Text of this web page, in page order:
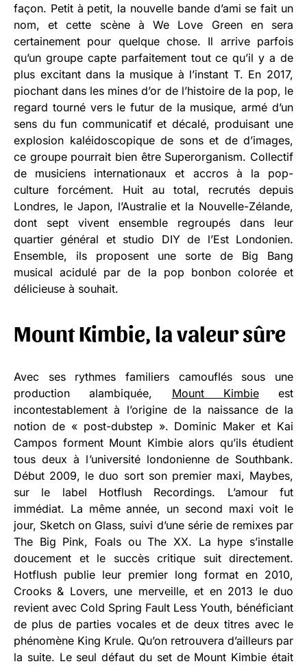
façon. Petit à petit, la nouvelle bande d’ami se fait un
nom, et cette scène à We Love Green en sera
certainement pour quelque chose. Il arrive parfois
qu’un groupe capte parfaitement tout ce qu’il y a de
plus excitant dans la musique à l’instant T. En 2017,
piochant dans les mines d’or de l’histoire de la pop, le
regard tourné vers le futur de la musique, armé d’un
sens du fun communicatif et décalé, produisant une
explosion kaléidoscopique de sons et de d’images,
ce groupe pourrait bien être Superorganism. Collectif
de musiciens internationaux et accros à la pop-
culture forcément. Huit au total, recrutés depuis
Londres, le Japon, l’Australie et la Nouvelle-Zélande,
dont sept vivent ensemble regroupés dans leur
quartier général et studio DIY de l’Est Londonien.
Ensemble, ils proposent une sorte de Big Bang
musical acidulé par de la pop bonbon colorée et
délicieuse à souhait.
Mount Kimbie, la valeur sûre
Avec ses rythmes familiers camouflés sous une
production alambiquée, Mount Kimbieest
incontestablement à l’origine de la naissance de la
notion de « post-dubstep ». Dominic Maker et Kai
Campos forment Mount Kimbie alors qu’ils étudient
tous deux à l’université londonienne de Southbank.
Début 2009, le duo sort son premier maxi, Maybes,
sur le label Hotflush Recordings. L’amour fut
immédiat. La même année, un second maxi voit le
jour, Sketch on Glass, suivi d’une série de remixes par
The Big Pink, Foals ou The XX. La hype s’installe
doucement et le succès critique suit directement.
Hotflush publie leur premier long format en 2010,
Crooks & Lovers, une merveille, et en 2013 le duo
revient avec Cold Spring Fault Less Youth, bénéficiant
de plus de parties vocales et de deux titres avec le
phénomène King Krule. Qu’on retrouvera d’ailleurs par
la suite. Le seul défaut du set de Mount Kimbie était